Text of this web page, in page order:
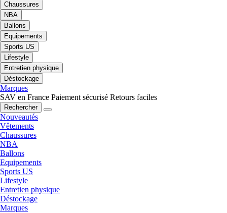
Chaussures
NBA
Ballons
Equipements
Sports US
Lifestyle
Entretien physique
Déstockage
Marques
SAV en France Paiement sécurisé Retours faciles
Rechercher
Nouveautés
Vêtements
Chaussures
NBA
Ballons
Equipements
Sports US
Lifestyle
Entretien physique
Déstockage
Marques